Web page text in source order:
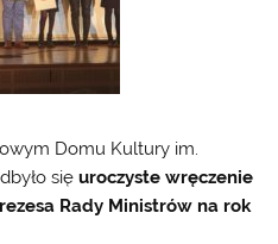
Domu Kultury im.
sięuroczyste wręczenie
Rady Ministrów na rok